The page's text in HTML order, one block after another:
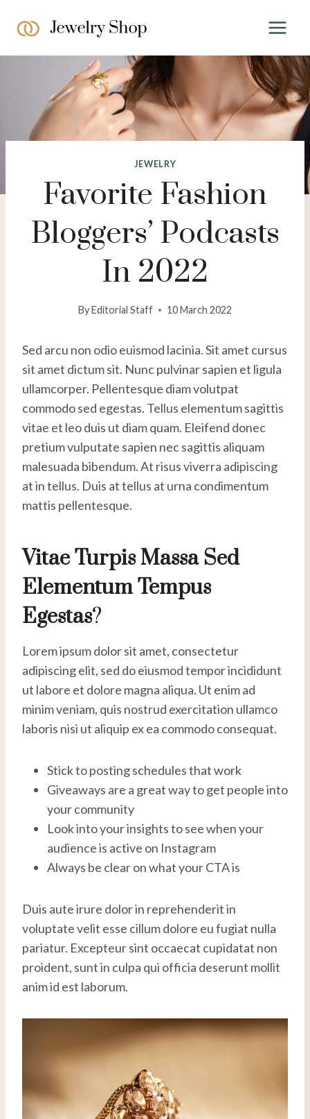
JEWELRY
Favorite Fashion
Bloggers’ Podcasts
In 2022
ByEditorial Staff 10 March 2022
Sed arcu non odio euismod lacinia. Sit amet cursus
sit amet dictum sit. Nunc pulvinar sapien et ligula
ullamcorper. Pellentesque diam volutpat
commodo sed egestas. Tellus elementum sagittis
vitae et leo duis ut diam quam. Eleifend donec
pretium vulputate sapien nec sagittis aliquam
malesuada bibendum. At risus viverra adipiscing
at in tellus. Duis at tellus at urna condimentum
mattis pellentesque.
Vitae Turpis Massa Sed
Elementum Tempus
Egestas?
Lorem ipsum dolor sit amet, consectetur
adipiscing elit, sed do eiusmod tempor incididunt
ut labore et dolore magna aliqua. Ut enim ad
minim veniam, quis nostrud exercitation ullamco
laboris nisi ut aliquip ex ea commodo consequat.
Stick to posting schedules that work
Giveaways are a great way to get people into
your community
Look into your insights to see when your
audience is active on Instagram
Always be clear on what your CTA is
Duis aute irure dolor in reprehenderit in
voluptate velit esse cillum dolore eu fugiat nulla
pariatur. Excepteur sint occaecat cupidatat non
proident, sunt in culpa qui officia deserunt mollit
anim id est laborum.